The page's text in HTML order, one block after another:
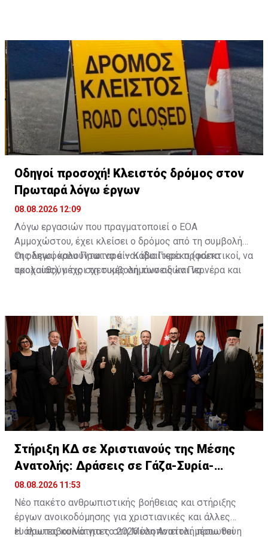
Οδηγοί προσοχή! Κλειστός δρόμος στον
Πρωταρά λόγω έργων
08.08.2026 12:09
Λόγω εργασιών που πραγματοποιεί ο ΕΟΑ
Αμμοχώστου, έχει κλείσει ο δρόμος από τη συμβολή
της λεωφόρου Πρωταρά – Κάβο Γκρέκο (φώτα
τροχαίας), μέχρι τη συμβολή των οδών Περνέρα και
Οι οδηγοί καλούνται να είναι ιδιαίτερα προσεκτικοί, να
ακολουθούν τις σχετικές σημάνσεις και να
Στήριξη ΚΔ σε Χριστιανούς της Μέσης
Ανατολής: Δράσεις σε Γάζα-Συρία-
Ιορδανία
08.08.2026 11:53
Νέο πακέτο ανθρωπιστικής βοήθειας και στήριξης
έργων ανοικοδόμησης για χριστιανικές και άλλες
ευάλωτες κοινότητες στη Μέση Ανατολή προωθεί η
Hπρωτοβουλία για το 2026 υλοποιείται μέσω του